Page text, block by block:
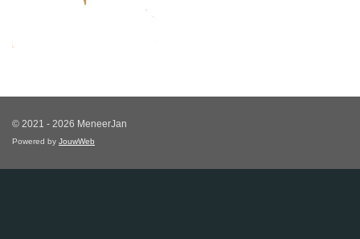
© 2021 - 2026 MeneerJan
Powered by JouwWeb